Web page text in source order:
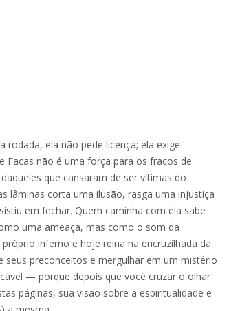
rodada, ela não pede licença; ela exige
Facas não é uma força para os fracos de
que cansaram de ser vítimas do
lâminas corta uma ilusão, rasga uma injustiça
em fechar. Quem caminha com ela sabe
uma ameaça, mas como o som da
inferno e hoje reina na encruzilhada da
seus preconceitos e mergulhar em um mistério
— porque depois que você cruzar o olhar
páginas, sua visão sobre a espiritualidade e